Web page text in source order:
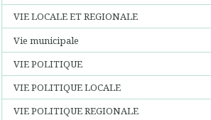
VIE LOCALE ET REGIONALE
Vie municipale
VIE POLITIQUE
VIE POLITIQUE LOCALE
VIE POLITIQUE REGIONALE